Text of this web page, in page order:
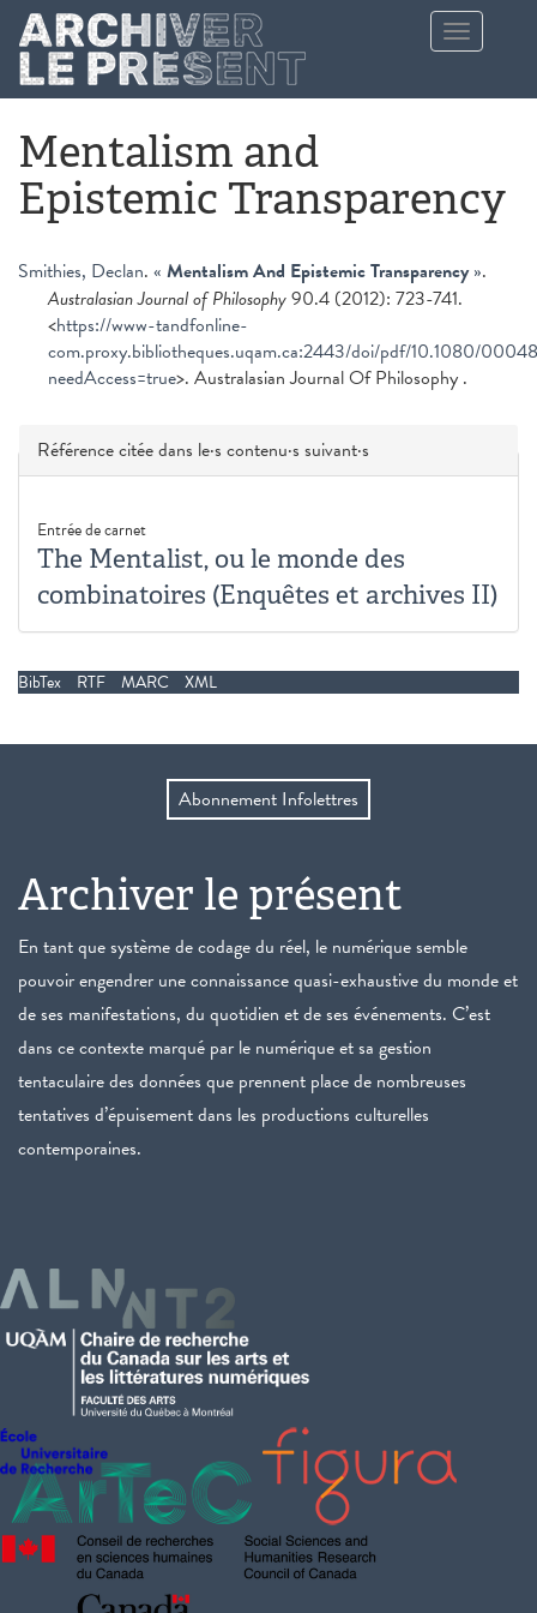
Aller au contenu principal
Toggle
navigation
Mentalism and
Epistemic Transparency
Smithies, Declan. « Mentalism And Epistemic Transparency».
Australasian Journal of Philosophy90.4 (2012): 723-741.
<https://www-tandfonline-
com.proxy.bibliotheques.uqam.ca:2443/doi/pdf/10.1080/
needAccess=true>. Australasian Journal Of Philosophy .
Masquer
Référence citée dans le·s contenu·s suivant·s
Entrée de carnet
The Mentalist, ou le monde des
combinatoires (Enquêtes et archives II)
BibTex RTF MARC XML
Abonnement Infolettres
Archiver le présent
En tant que système de codage du réel, le numérique semble
pouvoir engendrer une connaissance quasi-exhaustive du monde et
de ses manifestations, du quotidien et de ses événements. C’est
dans ce contexte marqué par le numérique et sa gestion
tentaculaire des données que prennent place de nombreuses
tentatives d’épuisement dans les productions culturelles
contemporaines.